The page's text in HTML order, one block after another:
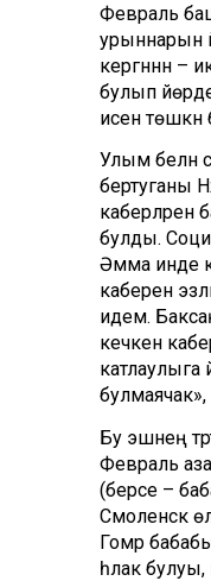
Февраль
урыннарын
кергәннән
булып
исенә
Улым белән
бертуганы
булды.
Әмма инде
каберен
идем.
кечкенә
катлаулыга
Бу эшнең
Февраль
(берсе –
Смоленск
Гомәр
һәлак